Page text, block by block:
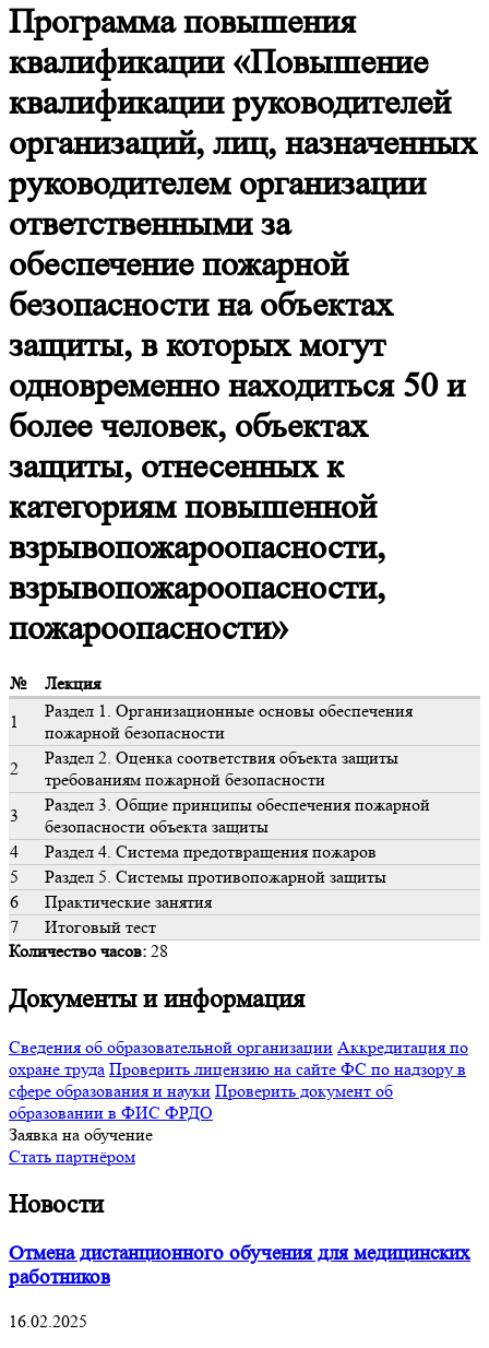
Программа повышения
квалификации «Повышение
квалификации руководителей
организаций, лиц, назначенных
руководителем организации
ответственными за
обеспечение пожарной
безопасности на объектах
защиты, в которых могут
одновременно находиться 50 и
более человек, объектах
защиты, отнесенных к
категориям повышенной
взрывопожароопасности,
взрывопожароопасности,
пожароопасности»
№
Лекция
1
Раздел 1. Организационные основы обеспечения
пожарной безопасности
2
Раздел 2. Оценка соответствия объекта защиты
требованиям пожарной безопасности
3
Раздел 3. Общие принципы обеспечения пожарной
безопасности объекта защиты
4
Раздел 4. Система предотвращения пожаров
5
Раздел 5. Системы противопожарной защиты
6
Практические занятия
7
Итоговый тест
Количество часов: 28
Документы и информация
Сведения об образовательной организации Аккредитация по
охране труда Проверить лицензию на сайте ФС по надзору в
сфере образования и науки Проверить документ об
образовании в ФИС ФРДО
Заявка на обучение
Стать партнёром
Новости
Отмена дистанционного обучения для медицинских
работников
16.02.2025